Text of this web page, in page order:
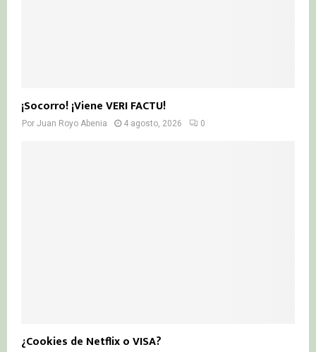
¡Socorro! ¡Viene VERI FACTU!
Por Juan Royo Abenia 4 agosto, 2026 0
¿Cookies de Netflix o VISA?